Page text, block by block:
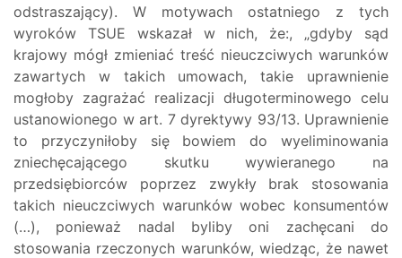
odstraszający). W motywach ostatniego z tych
wyroków TSUE wskazał w nich, że:, „gdyby sąd
krajowy mógł zmieniać treść nieuczciwych warunków
zawartych w takich umowach, takie uprawnienie
mogłoby zagrażać realizacji długoterminowego celu
ustanowionego w art. 7 dyrektywy 93/13. Uprawnienie
to przyczyniłoby się bowiem do wyeliminowania
zniechęcającego skutku wywieranego na
przedsiębiorców poprzez zwykły brak stosowania
takich nieuczciwych warunków wobec konsumentów
(…), ponieważ nadal byliby oni zachęcani do
stosowania rzeczonych warunków, wiedząc, że nawet